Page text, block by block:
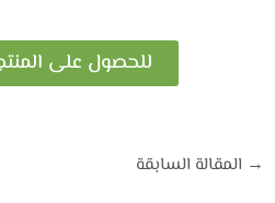
للحصول على
→ المقالة السابقة